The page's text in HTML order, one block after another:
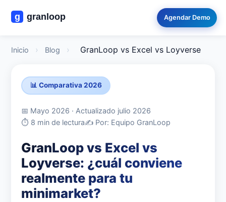
Agendar Demo
Inicio › Blog › GranLoop vs Excel vs Loyverse
📊 Comparativa 2026
📅 Mayo 2026 · Actualizado julio 2026
⏱️ 8 min de lectura✍️ Por: Equipo GranLoop
GranLoop vs Excel vs
Loyverse: ¿cuál conviene
realmente para tu
minimarket?